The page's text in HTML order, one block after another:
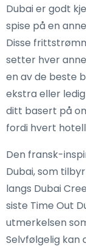
Dubai er godt
spise på en
Disse
setter hver
en av de beste
ekstra eller
ditt basert på
fordi hvert
Den fransk-
Dubai, som
langs Dubai
siste Time Out
utmerkelsen
Selvfølgelig kan